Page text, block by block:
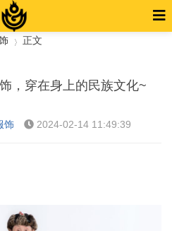
正文
，穿在身上的民族文化~
饰 2024-02-14 11:49:39